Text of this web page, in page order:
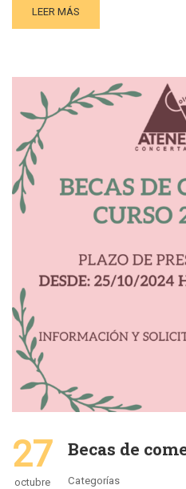
LEER MÁS
27
octubre
Becas de
Categorías